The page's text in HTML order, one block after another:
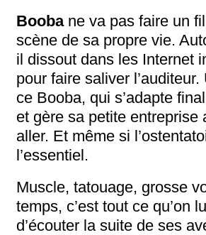
Booba ne va pas faire un
scène de sa propre vie.
il dissout dans les Internet
pour faire saliver
ce Booba, qui s’adapte
et gère sa petite
aller. Et même si
l’essentiel.
Muscle, tatouage, grosse
temps, c’est tout ce
d’écouter la suite de ses